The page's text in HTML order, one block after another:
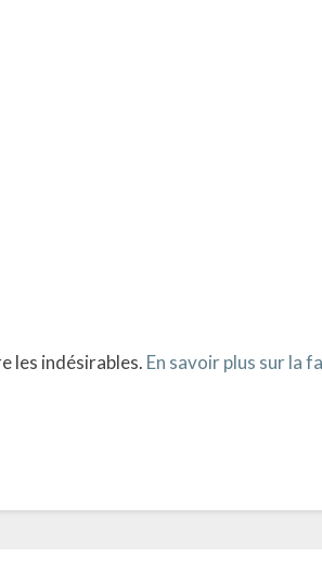
les indésirables. En savoir plus sur la